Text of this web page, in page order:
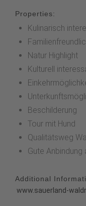
Properties:
Kulinarisch
Natur Highlight
Kulturell
Beschilderung
Tour mit Hund
Qualitätsweg
Gute Anbindung
Additional
www.sauerland-